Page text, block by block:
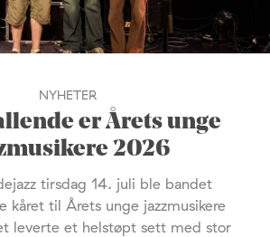
NYHETER
er Årets unge
2026
tirsdag 14. juli ble bandet
kåret til Årets unge jazzmusikere
leverte et helstøpt sett med stor